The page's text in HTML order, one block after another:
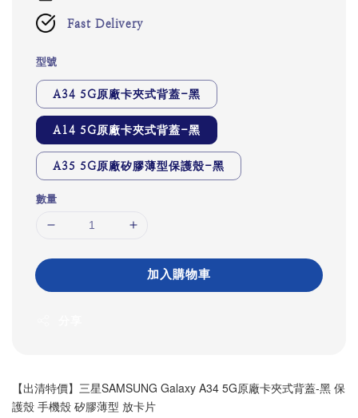
Fast Delivery
型號
A34 5G原廠卡夾式背蓋-黑
A14 5G原廠卡夾式背蓋-黑
A35 5G原廠矽膠薄型保護殼-黑
數量
加入購物車
【出清特價】三星SAMSUNG Galaxy A34 5G原廠卡夾式背蓋-黑 保
護殼 手機殼 矽膠薄型 放卡片